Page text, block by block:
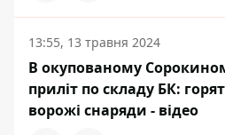
13:55, 13 травня 2024
В окупованому
приліт по складу БК:
ворожі снаряди - відео